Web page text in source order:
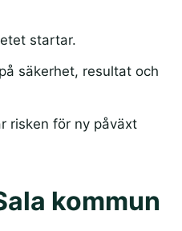
startar.
säkerhet, resultat och
risken för ny påväxt
kommun